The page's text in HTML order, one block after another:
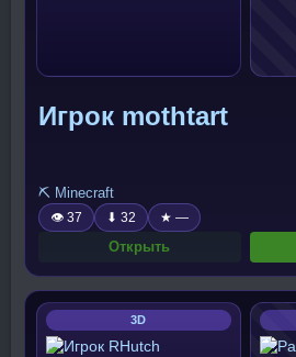
Игрок mothtart
⛏️ Minecraft
👁 37 ⬇ 32 ★ —
Открыть
3D